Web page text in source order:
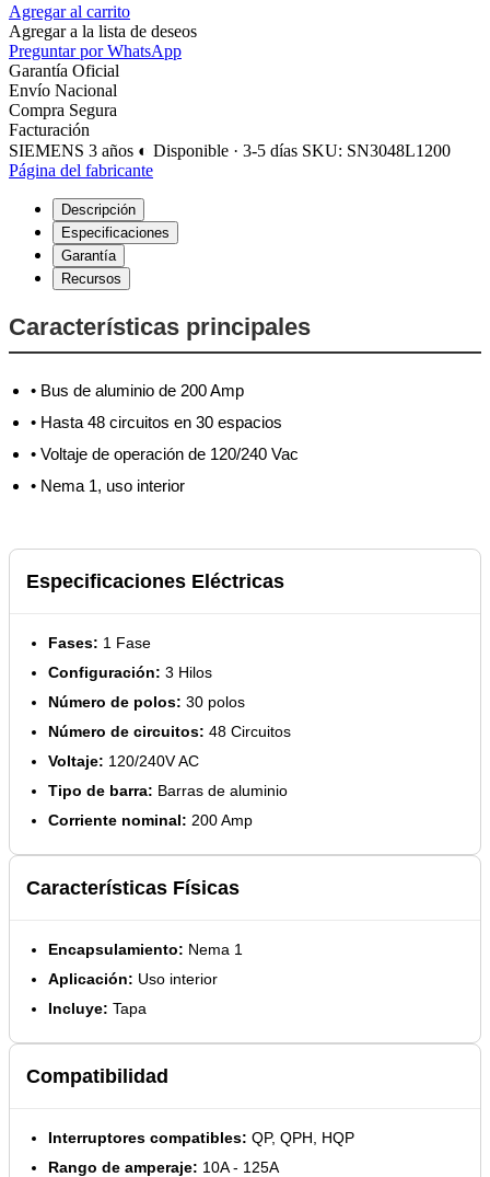
Agregar al carrito
Agregar a la lista de deseos
Preguntar por WhatsApp
Garantía Oficial
Envío Nacional
Compra Segura
Facturación
SIEMENS 3 años ◐ Disponible · 3-5 días SKU: SN3048L1200
Página del fabricante
Descripción
Especificaciones
Garantía
Recursos
Características principales
• Bus de aluminio de 200 Amp
• Hasta 48 circuitos en 30 espacios
• Voltaje de operación de 120/240 Vac
• Nema 1, uso interior
Especificaciones Eléctricas
Fases: 1 Fase
Configuración: 3 Hilos
Número de polos: 30 polos
Número de circuitos: 48 Circuitos
Voltaje: 120/240V AC
Tipo de barra: Barras de aluminio
Corriente nominal: 200 Amp
Características Físicas
Encapsulamiento: Nema 1
Aplicación: Uso interior
Incluye: Tapa
Compatibilidad
Interruptores compatibles: QP, QPH, HQP
Rango de amperaje: 10A - 125A